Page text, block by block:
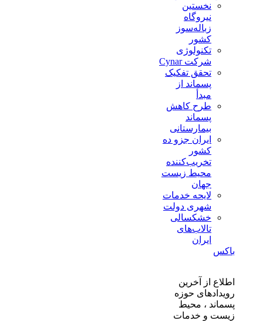
نخستین
نیروگاه
زباله‌سوز
کشور
تکنولوژی
شرکت Cynar
تحقق تفکیک
پسماند از
مبدأ
طرح کاهش
پسماند
بیمارستانی
ايران جزو ده
كشور
تخريب‌كننده
محيط زيست
جهان
لایحه خدمات
شهری دولت
خشکسالی
تالاب‌های
ایران
باکس
اطلاع از آخرین
رویدادهای حوزه
پسماند ، محیط
زیست و خدمات